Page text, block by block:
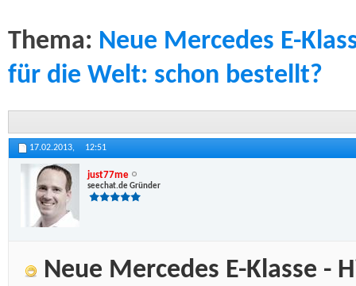
Thema: Neue Mercedes E-
für die Welt: schon bestellt?
17.02.2013, 12:51
just77me
seechat.de Gründer
Neue Mercedes E-Klasse -